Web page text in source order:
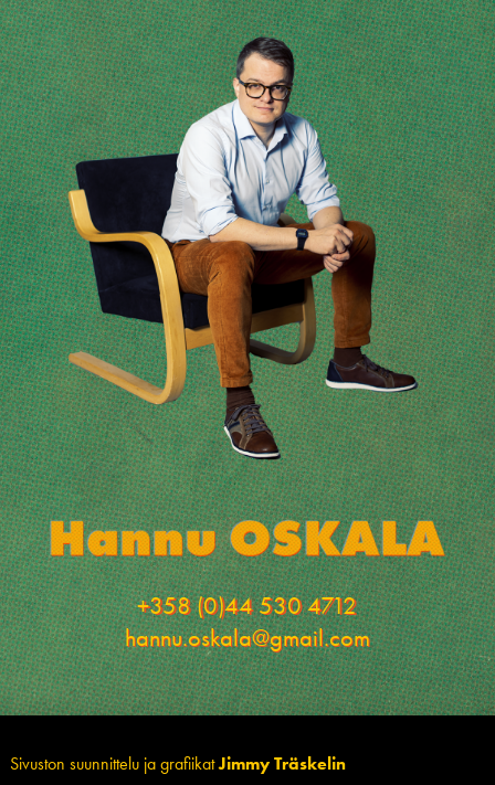
+358 (0)44 530 4712
hannu.oskala@gmail.com
Sivuston suunnittelu ja grafiikatJimmy Träskelin